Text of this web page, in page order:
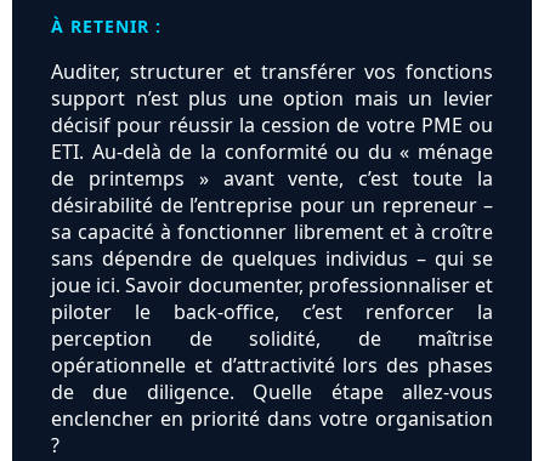
À RETENIR :
Auditer, structurer et transférer vos fonctions
support n’est plus une option mais un levier
décisif pour réussir la cession de votre PME ou
ETI. Au-delà de la conformité ou du « ménage
de printemps » avant vente, c’est toute la
désirabilité de l’entreprise pour un repreneur –
sa capacité à fonctionner librement et à croître
sans dépendre de quelques individus – qui se
joue ici. Savoir documenter, professionnaliser et
piloter le back-office, c’est renforcer la
perception de solidité, de maîtrise
opérationnelle et d’attractivité lors des phases
de due diligence. Quelle étape allez-vous
enclencher en priorité dans votre organisation
?